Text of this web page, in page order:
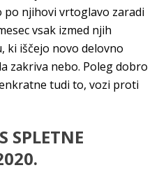
njihovi vrtoglavo zaradi
vsak izmed njih
ki iščejo novo delovno
zakriva nebo. Poleg dobro
tudi to, vozi proti
SPLETNE